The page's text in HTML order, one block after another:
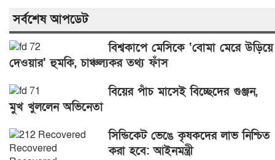
সর্বশেষ আপডেট
বিশ্বকাপে মেসিকে ‘বোমা মেরে উড়িয়ে
দেওয়ার’ হুমকি, চাঞ্চল্যকর তথ্য ফাঁস
বিয়ের পাঁচ মাসেই বিচ্ছেদের গুঞ্জন,
মুখ খুললেন অভিনেতা
সিন্ডিকেট ভেঙে কৃষকদের লাভ নিশ্চিত
করা হবে: আইনমন্ত্রী